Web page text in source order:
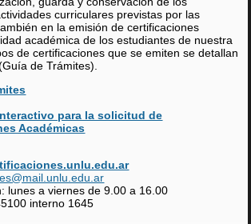
curriculares previstas por las
en la emisión de certificaciones
académica de los estudiantes de nuestra
de certificaciones que se emiten se detallan
de Trámites).
para la solicitud de
Académicas
lunes a viernes de 9.00 a 16.00
interno 1645